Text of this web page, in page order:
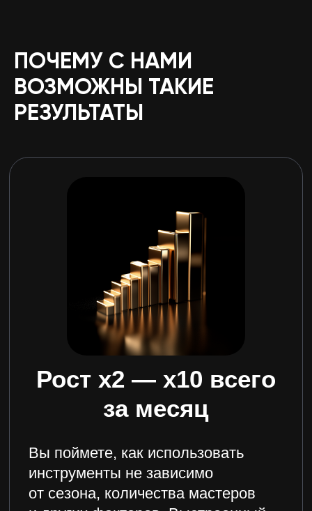
ПОЧЕМУ С НАМИ
ВОЗМОЖНЫ ТАКИЕ
РЕЗУЛЬТАТЫ